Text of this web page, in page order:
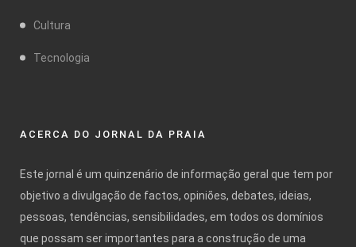
Cultura
Tecnologia
ACERCA DO JORNAL DA PRAIA
Este jornal é um quinzenário de informação geral que tem por
objetivo a divulgação de factos, opiniões, debates, ideias,
pessoas, tendências, sensibilidades, em todos os domínios
que possam ser importantes para a construção de uma